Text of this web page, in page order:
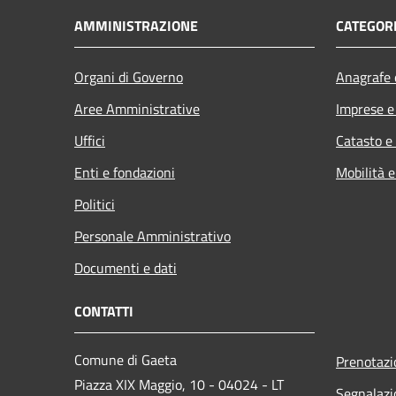
AMMINISTRAZIONE
Organi di Governo
Aree Amministrative
Uffici
Enti e fondazioni
Politici
Personale Amministrativo
Documenti e dati
Imprese
Catasto
Mobilità
CONTATTI
Comune di Gaeta
Piazza XIX Maggio, 10 - 04024 - LT